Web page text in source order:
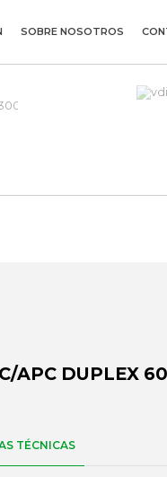
SOBRE NOSOTROS
APC DUPLEX
TÉCNICAS